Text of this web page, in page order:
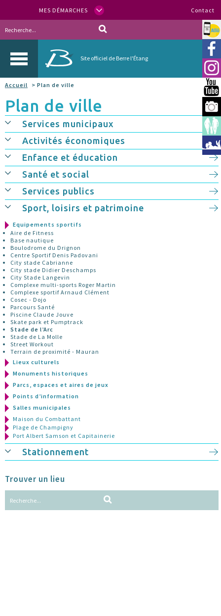
MES DÉMARCHES Contact
Site officiel de Berre l'Étang
Allo
Accueil > Plan de ville
Plan de ville
Services municipaux
Activités économiques
Enfance et éducation
Santé et social
Services publics
Sport, loisirs et patrimoine
Equipements sportifs
Aire de Fitness
Base nautique
Boulodrome du Drignon
Centre Sportif Denis Padovani
City stade Cabrianne
City stade Didier Deschamps
City Stade Langevin
Complexe multi-sports Roger Martin
Complexe sportif Arnaud Clément
Cosec - Dojo
Parcours Santé
Piscine Claude Jouve
Skate park et Pumptrack
Stade de l’Arc
Stade de La Molle
Street Workout
Terrain de proximité - Mauran
Lieux culturels
Monuments historiques
Parcs, espaces et aires de jeux
Points d’information
Salles municipales
Maison du Combattant
Plage de Champigny
Port Albert Samson et Capitainerie
Stationnement
Trouver un lieu